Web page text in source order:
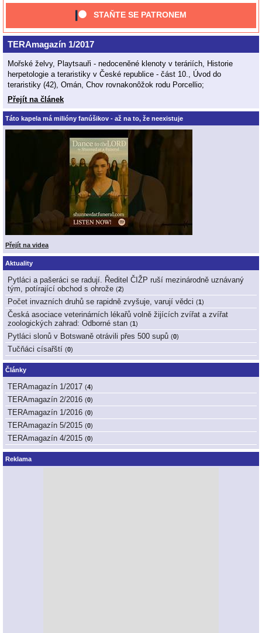
STAŇTE SE PATRONEM
TERAmagazín 1/2017
Mořské želvy, Playtsauři - nedoceněné klenoty v teráriích, Historie
herpetologie a teraristiky v České republice - část 10., Úvod do
teraristiky (42), Omán, Chov rovnakonôžok rodu Porcellio;
Přejít na článek
Táto kapela má milióny fanúšikov - až na to, že neexistuje
Přejít na videa
Aktuality
Pytláci a pašeráci se radují. Ředitel ČIŽP ruší mezinárodně uznávaný
tým, potírající obchod s ohrože (2)
Počet invazních druhů se rapidně zvyšuje, varují vědci (1 )
Česká asociace veterinárních lékařů volně žijících zvířat a zvířat
zoologických zahrad: Odborné stan (1 )
Pytláci slonů v Botswaně otrávili přes 500 supů (0)
Tučňáci císařští (0)
Články
TERAmagazín 1/2017 (4)
TERAmagazín 2/2016 (0)
TERAmagazín 1/2016 (0)
TERAmagazín 5/2015 (0)
TERAmagazín 4/2015 (0)
Reklama